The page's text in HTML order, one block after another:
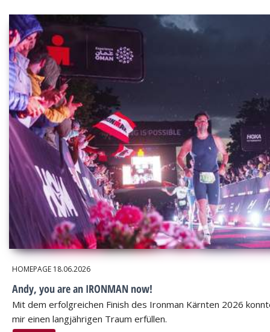
HOMEPAGE 18.06.2026
Andy, you are an IRONMAN now!
Mit dem erfolgreichen Finish des Ironman Kärnten 2026
mir einen langjährigen Traum erfüllen.